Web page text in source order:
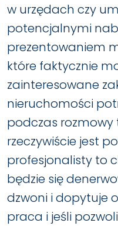
w urzędach czy
potencjalnymi
prezentowaniem
które faktycznie
zainteresowane
nieruchomości
podczas rozmowy
rzeczywiście jest
profesjonalisty to
będzie się
dzwoni i dopytuje
praca i jeśli